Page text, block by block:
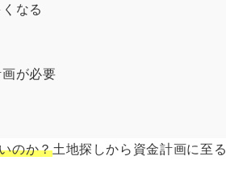
なる
が必要
のか？土地探しから資金計画に至る